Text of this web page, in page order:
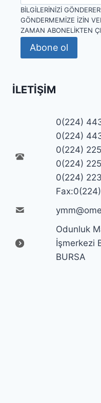
BILGILERINIZI
GÖNDERMEMIZE IZIN
ZAMAN ABONELIKTEN
Abone ol
İLETIŞIM
0(224)
0(224)
0(224)
0(224)
0(224)
Odunluk
İşmerkezi
BURSA